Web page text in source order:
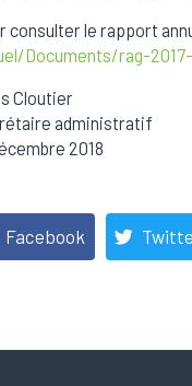
consulter le rapport
Documents/rag-
Cloutier
administratif
2018
Facebook